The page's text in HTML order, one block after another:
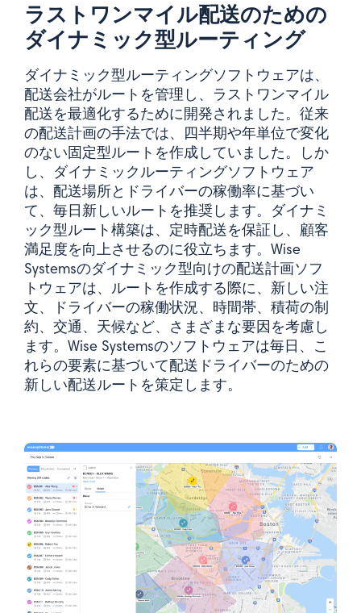
ラストワンマイル配送のための
ダイナミック型ルーティング
ダイナミック型ルーティングソフトウェアは、
配送会社がルートを管理し、ラストワンマイル
配送を最適化するために開発されました。従来
の配送計画の手法では、四半期や年単位で変化
のない固定型ルートを作成していました。しか
し、ダイナミックルーティングソフトウェア
は、配送場所とドライバーの稼働率に基づい
て、毎日新しいルートを推奨します。ダイナミ
ック型ルート構築は、定時配送を保証し、顧客
満足度を向上させるのに役立ちます。Wise
Systemsのダイナミック型向けの配送計画ソフ
トウェアは、ルートを作成する際に、新しい注
文、ドライバーの稼働状況、時間帯、積荷の制
約、交通、天候など、さまざまな要因を考慮し
ます。Wise Systemsのソフトウェアは毎日、こ
れらの要素に基づいて配送ドライバーのための
新しい配送ルートを策定します。